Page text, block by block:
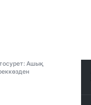
Ашық